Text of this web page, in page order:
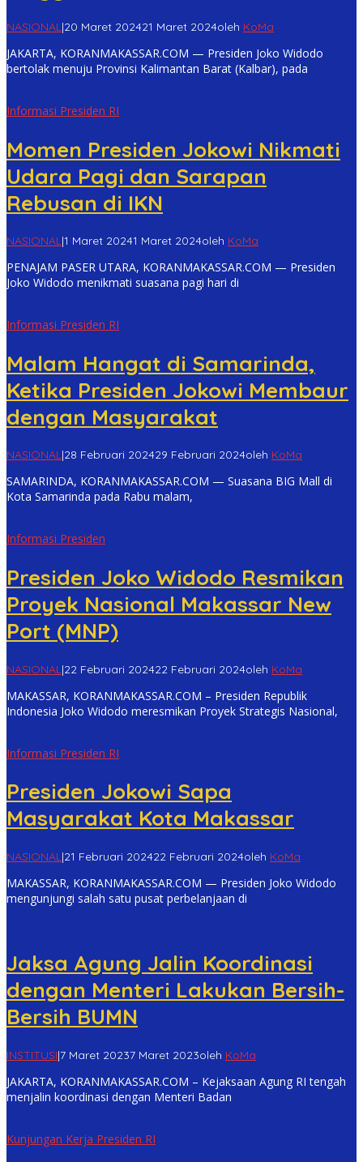
NASIONAL|20 Maret 202421 Maret 2024oleh KoMa
JAKARTA, KORANMAKASSAR.COM — Presiden Joko Widodo
bertolak menuju Provinsi Kalimantan Barat (Kalbar), pada
Informasi Presiden RI
Momen Presiden Jokowi Nikmati
Udara Pagi dan Sarapan
Rebusan di IKN
NASIONAL|1 Maret 20241 Maret 2024oleh KoMa
PENAJAM PASER UTARA, KORANMAKASSAR.COM — Presiden
Joko Widodo menikmati suasana pagi hari di
Informasi Presiden RI
Malam Hangat di Samarinda,
Ketika Presiden Jokowi Membaur
dengan Masyarakat
NASIONAL|28 Februari 202429 Februari 2024oleh KoMa
SAMARINDA, KORANMAKASSAR.COM — Suasana BIG Mall di
Kota Samarinda pada Rabu malam,
Informasi Presiden
Presiden Joko Widodo Resmikan
Proyek Nasional Makassar New
Port (MNP)
NASIONAL|22 Februari 202422 Februari 2024oleh KoMa
MAKASSAR, KORANMAKASSAR.COM – Presiden Republik
Indonesia Joko Widodo meresmikan Proyek Strategis Nasional,
Informasi Presiden RI
Presiden Jokowi Sapa
Masyarakat Kota Makassar
NASIONAL|21 Februari 202422 Februari 2024oleh KoMa
MAKASSAR, KORANMAKASSAR.COM — Presiden Joko Widodo
mengunjungi salah satu pusat perbelanjaan di
Jaksa Agung Jalin Koordinasi
dengan Menteri Lakukan Bersih-
Bersih BUMN
INSTITUSI|7 Maret 20237 Maret 2023oleh KoMa
JAKARTA, KORANMAKASSAR.COM – Kejaksaan Agung RI tengah
menjalin koordinasi dengan Menteri Badan
Kunjungan Kerja Presiden RI